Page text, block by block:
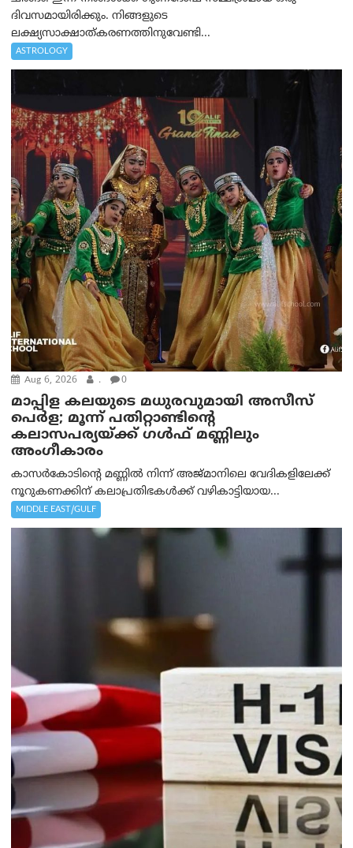
ദിവസമായിരിക്കും. നിങ്ങളുടെ
ലക്ഷ്യസാക്ഷാത്കരണത്തിനുവേണ്ടി...
ASTROLOGY
Aug 6, 2026 . 0
മാപ്പിള കലയുടെ മധുരവുമായി അസീസ്
പെർള; മൂന്ന് പതിറ്റാണ്ടിന്റെ
കലാസപര്യയ്ക്ക് ഗൾഫ് മണ്ണിലും
അംഗീകാരം
കാസർകോടിന്റെ മണ്ണിൽ നിന്ന് അജ്മാനിലെ വേദികളിലേക്ക്
നൂറുകണക്കിന് കലാപ്രതിഭകൾക്ക് വഴികാട്ടിയായ...
MIDDLE EAST/GULF